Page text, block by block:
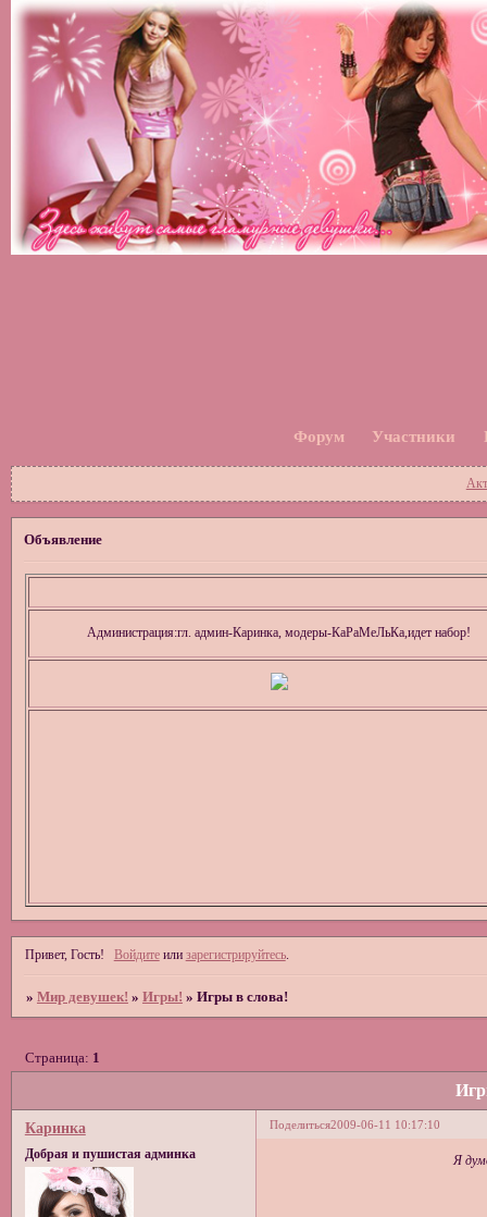
Форум Участники
Объявление
Администрация:гл. админ-Каринка, модеры-КаРаМеЛьКа,идет набор!
Привет, Гость! Войдитеили зарегистрируйтесь.
» Мир девушек! » Игры! » Игры в слова!
Страница: 1
Поделиться2009-06-11 10:17:10
Каринка
Добрая и пушистая админка Я